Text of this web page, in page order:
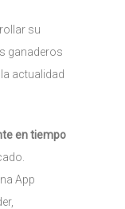
su
ganaderos
actualidad
en tiempo
App